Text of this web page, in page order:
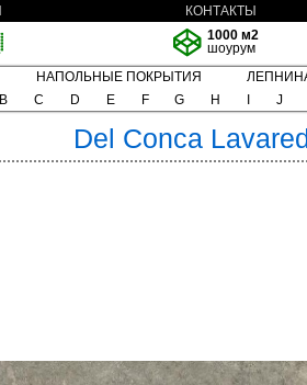
КОНТАКТЫ
1000 м2
шоурум
НАПОЛЬНЫЕ ПОКРЫТИЯ
B C D E F G H J
Del Conca